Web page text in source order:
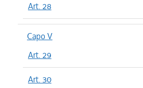
Art. 28
Capo V
Art. 29
Art. 30